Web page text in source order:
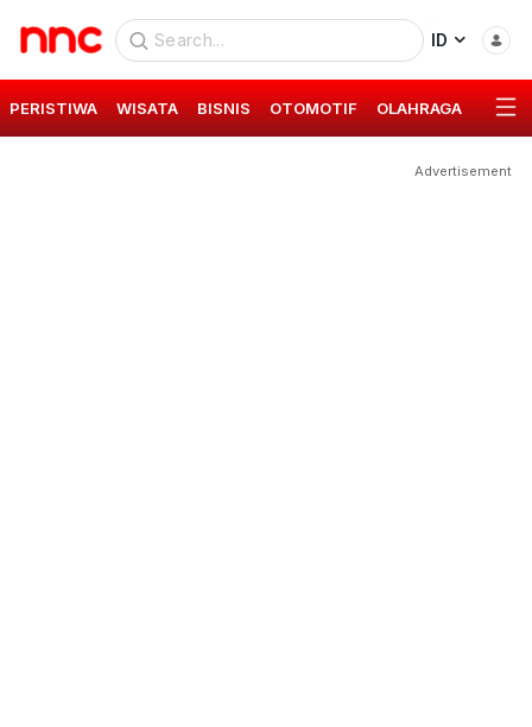
ID
PERISTIWA WISATA BISNIS OTOMOTIF OLAHRAGA GAYA
Advertisement